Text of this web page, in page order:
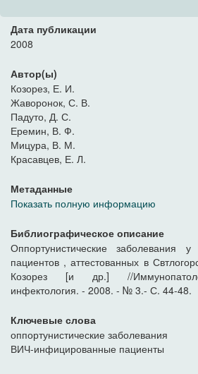
Дата публикации
2008
Автор(ы)
Козорез, Е. И.
Жаворонок, С. В.
Падуто, Д. С.
Еремин, В. Ф.
Мицура, В. М.
Красавцев, Е. Л.
Метаданные
Показать полную информацию
Библиографическое описание
Оппортунистические заболевания
пациентов , аттестованных в
Козорез [и др.] //
инфектология. - 2008. - № 3.- С. 44-48.
Ключевые слова
оппортунистические заболевания
ВИЧ-инфицированные пациенты